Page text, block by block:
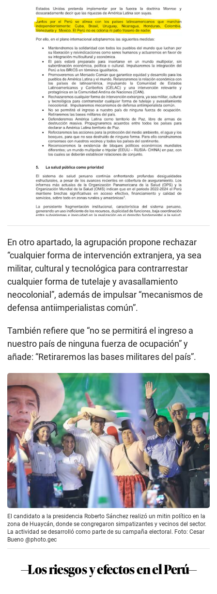
En otro apartado, la agrupación propone rechazar
“cualquier forma de intervención extranjera, ya sea
militar, cultural y tecnológica para contrarrestar
cualquier forma de tutelaje y avasallamiento
neocolonial”, además de impulsar “mecanismos de
defensa antiimperialistas común”.
También refiere que “no se permitirá el ingreso a
nuestro país de ninguna fuerza de ocupación” y
añade: “Retiraremos las bases militares del país”.
El candidato a la presidencia Roberto Sánchez realizó un mitin político en la
zona de Huaycán, donde se congregaron simpatizantes y vecinos del sector.
La actividad se desarrolló como parte de su campaña electoral. Foto: Cesar
Bueno @photo.gec
—Los riesgos y efectos en el Perú—